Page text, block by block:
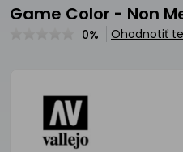
Game Color - Non
0% Ohodnotiť